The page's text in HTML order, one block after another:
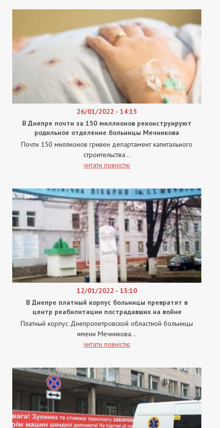
26/01/2022 - 14:15
В Днепре почти за 150 миллионов реконструируют
родильное отделение больницы Мечникова
Почти 150 миллионов гривен департамент капитального
строительства...
читати повністю
12/01/2022 - 13:10
В Днепре платный корпус больницы превратят в
центр реабилитации пострадавших на войне
Платный корпус Днепропетровской областной больницы
имени Мечникова...
читати повністю